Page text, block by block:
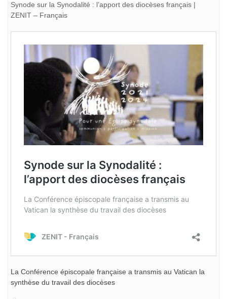
Synode sur la Synodalité : l’apport des diocèses français |
ZENIT – Français
La Conférence épiscopale française a transmis au Vatican la
synthèse du travail des diocèses